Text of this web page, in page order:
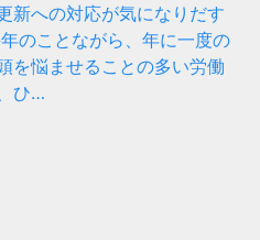
新への対応が気になりだす
のことながら、年に一度の
を悩ませることの多い労働
ひ…